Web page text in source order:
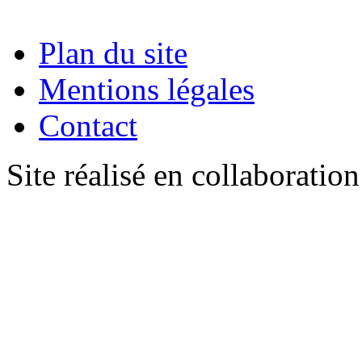
Plan du site
Mentions légales
Contact
Site réalisé en